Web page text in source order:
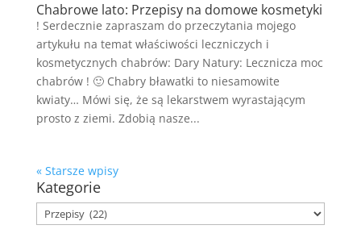
Chabrowe lato: Przepisy na domowe kosmetyki
! Serdecznie zapraszam do przeczytania mojego
artykułu na temat właściwości leczniczych i
kosmetycznych chabrów: Dary Natury: Lecznicza moc
chabrów ! 🙂 Chabry bławatki to niesamowite
kwiaty… Mówi się, że są lekarstwem wyrastającym
prosto z ziemi. Zdobią nasze...
« Starsze wpisy
Kategorie
Kategorie